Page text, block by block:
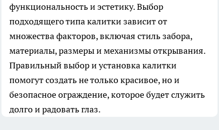
функциональность и эстетику. Выбор
подходящего типа калитки зависит от
множества факторов, включая стиль забора,
материалы, размеры и механизмы открывания.
Правильный выбор и установка калитки
помогут создать не только красивое, но и
безопасное ограждение, которое будет служить
долго и радовать глаз.